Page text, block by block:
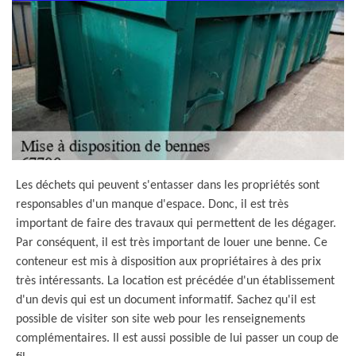
Les déchets qui peuvent s'entasser dans les propriétés sont
responsables d'un manque d'espace. Donc, il est très
important de faire des travaux qui permettent de les dégager.
Par conséquent, il est très important de louer une benne. Ce
conteneur est mis à disposition aux propriétaires à des prix
très intéressants. La location est précédée d'un établissement
d'un devis qui est un document informatif. Sachez qu'il est
possible de visiter son site web pour les renseignements
complémentaires. Il est aussi possible de lui passer un coup de